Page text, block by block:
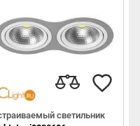
светильник